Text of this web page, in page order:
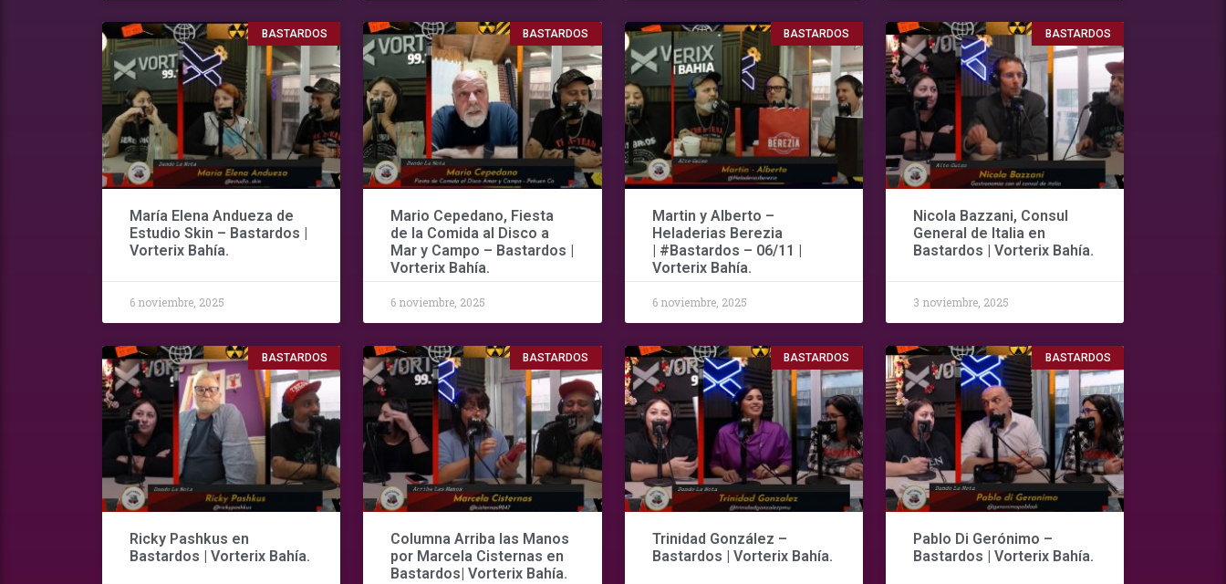
BASTARDOS
María Elena Andueza de
Estudio Skin – Bastardos |
Vorterix Bahía.
6 noviembre, 2025
BASTARDOS
Mario Cepedano, Fiesta
de la Comida al Disco a
Mar y Campo – Bastardos |
Vorterix Bahía.
6 noviembre, 2025
BASTARDOS
Martin y Alberto –
Heladerias Berezia
| #Bastardos – 06/11 |
Vorterix Bahía.
6 noviembre, 2025
BASTARDOS
Nicola Bazzani, Consul
General de Italia en
Bastardos | Vorterix Bahía.
3 noviembre, 2025
BASTARDOS
Ricky Pashkus en
Bastardos | Vorterix Bahía.
BASTARDOS
Columna Arriba las Manos
por Marcela Cisternas en
Bastardos| Vorterix Bahía.
BASTARDOS
Trinidad González –
Bastardos | Vorterix Bahía.
BASTARDOS
Pablo Di Gerónimo –
Bastardos | Vorterix Bahía.